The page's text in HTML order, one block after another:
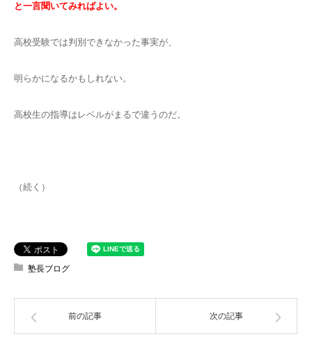
と一言聞いてみればよい。
高校受験では判別できなかった事実が、
明らかになるかもしれない。
高校生の指導はレベルがまるで違うのだ。
（続く）
塾長ブログ
前の記事 次の記事